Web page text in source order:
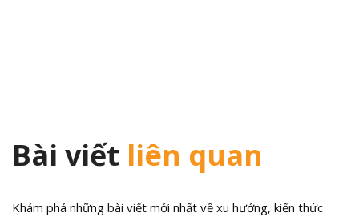
Bài viết liên quan
Khám phá những bài viết mới nhất về xu hướng, kiến thức